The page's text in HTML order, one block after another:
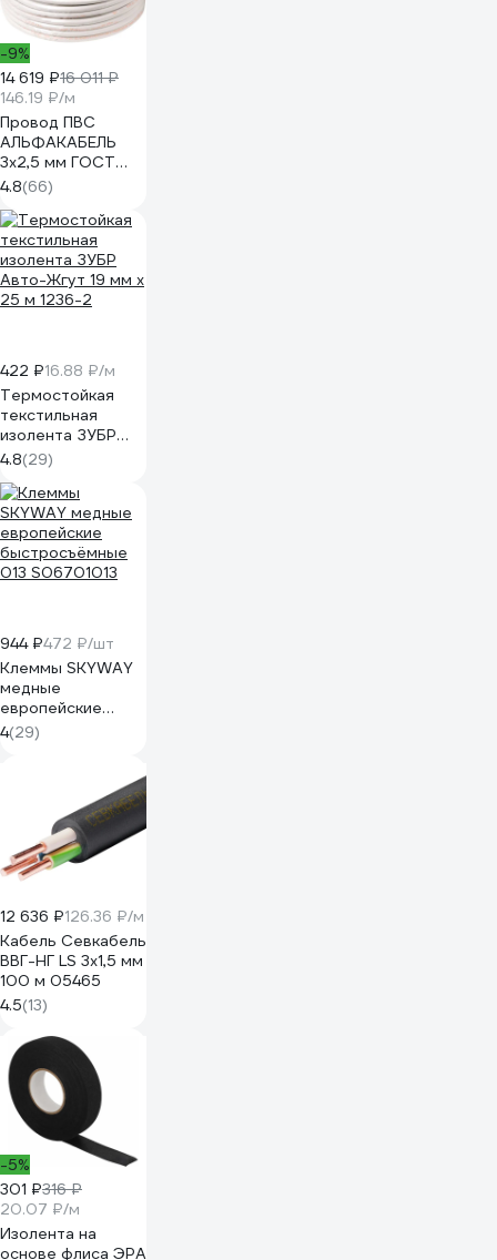
-9%
14 619 ₽16 011 ₽
146.19 ₽/м
Провод ПВС
АЛЬФАКАБЕЛЬ
3х2,5 мм ГОСТ
100 м 05053
4.8(66)
422 ₽16.88 ₽/м
Термостойкая
текстильная
изолента ЗУБР
Авто-Жгут 19 мм х
25 м 1236-2
4.8(29)
944 ₽472 ₽/шт
Клеммы SKYWAY
медные
европейские
быстросъёмные
013 S06701013
4(29)
12 636 ₽126.36 ₽/м
Кабель Севкабель
ВВГ-НГ LS 3х1,5 мм
100 м 05465
4.5(13)
-5%
301 ₽316 ₽
20.07 ₽/м
Изолента на
основе флиса ЭРА